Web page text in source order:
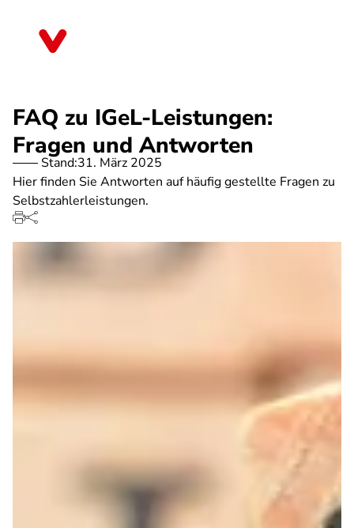
FAQ zu IGeL-Leistungen:
Fragen und Antworten
Stand:31. März 2025
Hier finden Sie Antworten auf häufig gestellte Fragen zu
Selbstzahlerleistungen.